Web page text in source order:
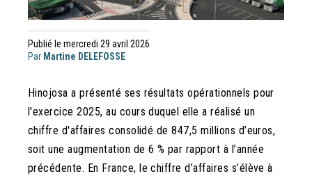
Publié le mercredi 29 avril 2026
Par Martine DELEFOSSE
Hinojosa a présenté ses résultats opérationnels pour
l'exercice 2025, au cours duquel elle a réalisé un
chiffre d'affaires consolidé de 847,5 millions d’euros,
soit une augmentation de 6 % par rapport à l’année
précédente. En France, le chiffre d’affaires s’élève à